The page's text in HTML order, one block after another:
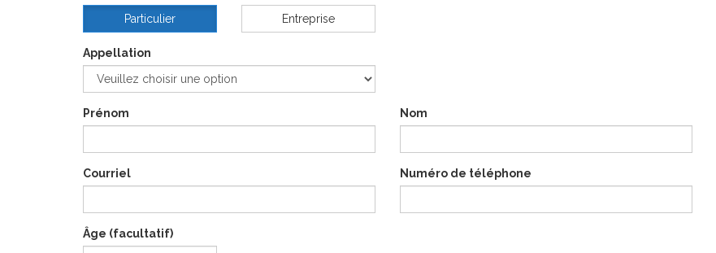
Particulier
Entreprise
Appellation
Prénom Nom
Courriel Numéro de téléphone
Âge (facultatif)